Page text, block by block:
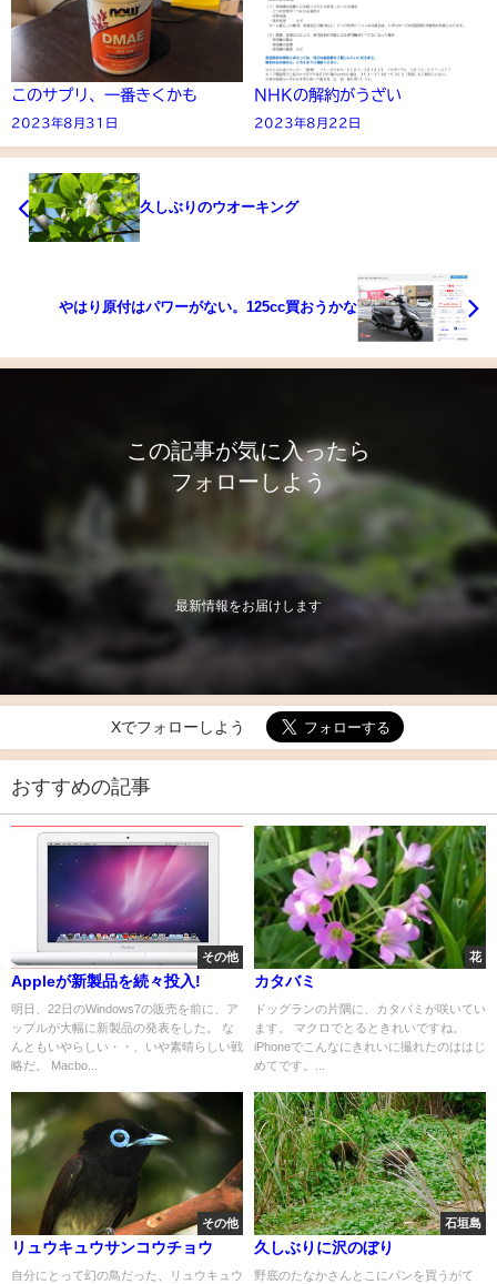
このサプリ、一番きくかも
2023年8月31日
NHKの解約がうざい
2023年8月22日
久しぶりのウオーキング
やはり原付はパワーがない。125cc買おうかな
この記事が気に入ったら
フォローしよう
最新情報をお届けします
Xでフォローしよう
おすすめの記事
その他
Appleが新製品を続々投入!
明日、22日のWindows7の販売を前に、ア
ップルが大幅に新製品の発表をした。 な
んともいやらしい・・、いや素晴らしい戦
略だ。 Macbo...
花
カタバミ
ドッグランの片隅に、カタバミが咲いてい
ます。 マクロでとるときれいですね。
iPhoneでこんなにきれいに撮れたのははじ
めてです。...
その他
リュウキュウサンコウチョウ
自分にとって幻の鳥だった、リュウキュウ
石垣島
久しぶりに沢のぼり
野底のたなかさんとこにパンを買うがて